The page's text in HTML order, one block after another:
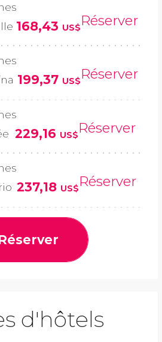
168,43 US$Réserver
199,37 US$Réserver
229,16 US$Réserver
237,18 US$Réserver
d'hôtels